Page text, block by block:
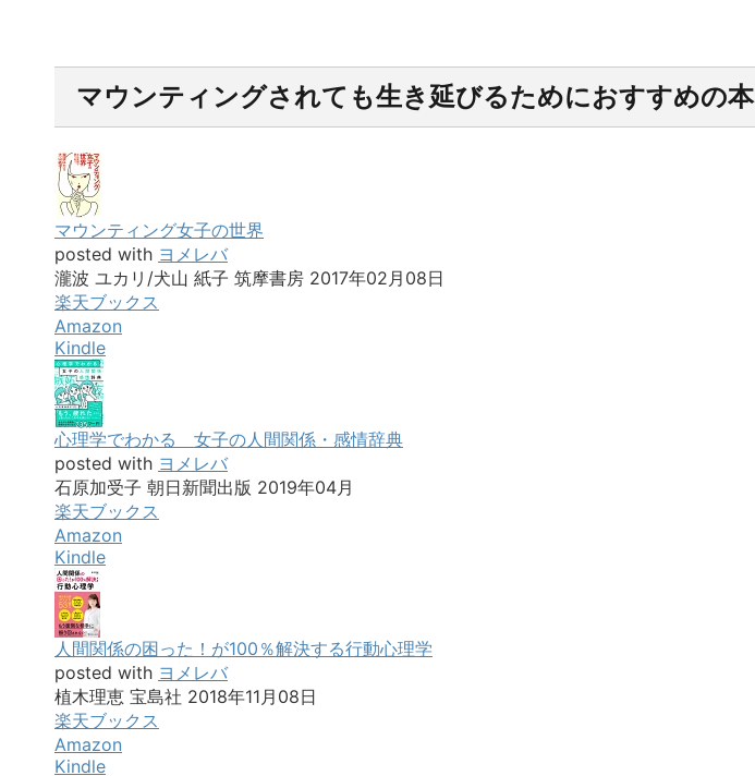
めに、相手をマウント（私はあなたよりスゴ
イ）と威嚇したがるということです。 姑は嫁を
なぜマウンティングするのか？ たとえば姑が嫁
をマウンティングするのも、姑は 「あなたより
私のほうが息子のことをよく分かっている ...
後でますます弛んだしまったポッチャリ体型で
すが、何度もこの質問をされるうちに、何故私
が義母に自分の体重というデリケートな所を露
呈しなければいけないのか？という怒りが湧い
マウンティングされても生き延びるためにおすすめの本
マウンティング女子の世界
posted with ヨメレバ
瀧波 ユカリ/犬山 紙子 筑摩書房 2017年02月08日
楽天ブックス
Amazon
Kindle
心理学でわかる 女子の人間関係・感情辞典
posted with ヨメレバ
石原加受子 朝日新聞出版 2019年04月
楽天ブックス
Amazon
Kindle
人間関係の困った！が100％解決する行動心理学
posted with ヨメレバ
植木理恵 宝島社 2018年11月08日
楽天ブックス
Amazon
Kindle